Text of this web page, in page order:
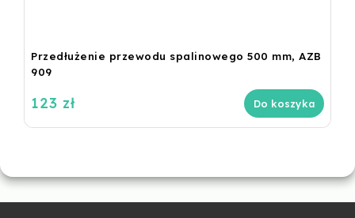
Przedłużenie przewodu spalinowego 500 mm, AZB
909
123 zł Do koszyka